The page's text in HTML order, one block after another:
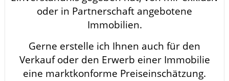
oder in Partnerschaft angebotene
Immobilien.
Gerne erstelle ich Ihnen auch für den
Verkauf oder den Erwerb einer Immobilie
eine marktkonforme Preiseinschätzung.